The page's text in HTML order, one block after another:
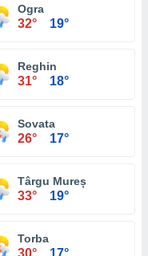
Ogra
32° 19°
Reghin
31° 18°
Sovata
26° 17°
Târgu Mureș
33° 19°
Torba
30° 17°